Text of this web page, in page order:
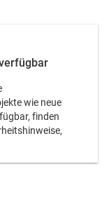
wie neue
finden